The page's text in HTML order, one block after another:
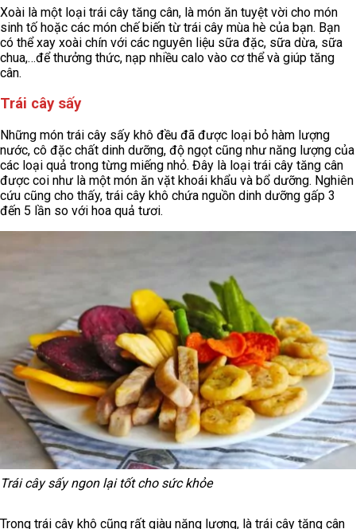
Xoài là một loại trái cây tăng cân, là món ăn tuyệt vời cho món
sinh tố hoặc các món chế biến từ trái cây mùa hè của bạn. Bạn
có thể xay xoài chín với các nguyên liệu sữa đặc, sữa dừa, sữa
chua,…để thưởng thức, nạp nhiều calo vào cơ thể và giúp tăng
cân.
Trái cây sấy
Những món trái cây sấy khô đều đã được loại bỏ hàm lượng
nước, cô đặc chất dinh dưỡng, độ ngọt cũng như năng lượng của
các loại quả trong từng miếng nhỏ. Đây là loại trái cây tăng cân
được coi như là một món ăn vặt khoái khẩu và bổ dưỡng. Nghiên
cứu cũng cho thấy, trái cây khô chứa nguồn dinh dưỡng gấp 3
đến 5 lần so với hoa quả tươi.
Trái cây sấy ngon lại tốt cho sức khỏe
Trong trái cây khô cũng rất giàu năng lượng, là trái cây tăng cân